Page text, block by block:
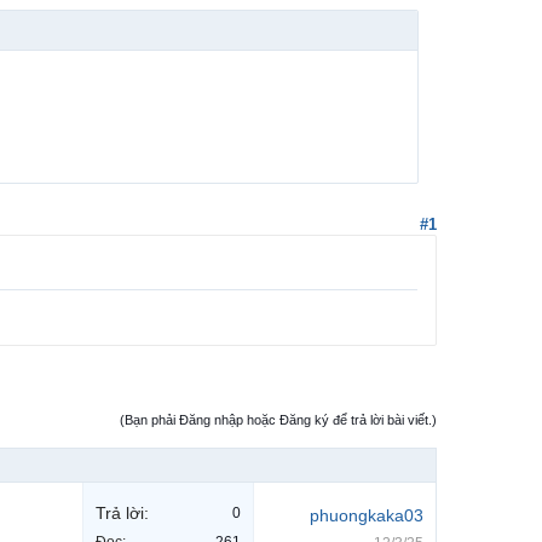
#1
(Bạn phải Đăng nhập hoặc Đăng ký để trả lời bài viết.)
Trả lời:
0
phuongkaka03